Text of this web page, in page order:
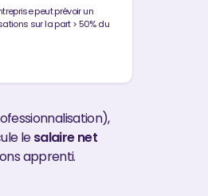
peut prévoir un
sur la part > 50% du
lesalaire net
apprenti.